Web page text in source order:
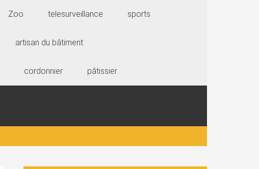
Zoo telesurveillance sports
artisan du bâtiment
cordonnier pâtissier